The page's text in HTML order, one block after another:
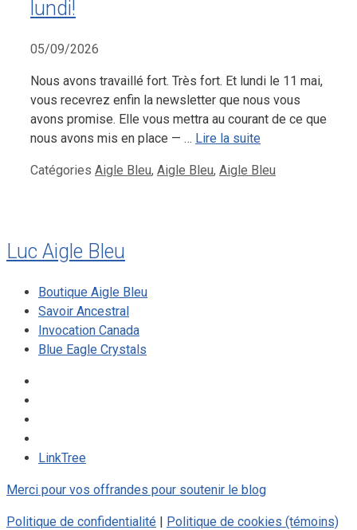
lundi!
05/09/2026
Nous avons travaillé fort. Très fort. Et lundi le 11 mai,
vous recevrez enfin la newsletter que nous vous
avons promise. Elle vous mettra au courant de ce que
nous avons mis en place — … Lire la suite
Catégories Aigle Bleu, Aigle Bleu, Aigle Bleu
Luc Aigle Bleu
Boutique Aigle Bleu
Savoir Ancestral
Invocation Canada
Blue Eagle Crystals
LinkTree
Merci pour vos offrandes pour soutenir le blog
Politique de confidentialité | Politique de cookies (témoins)